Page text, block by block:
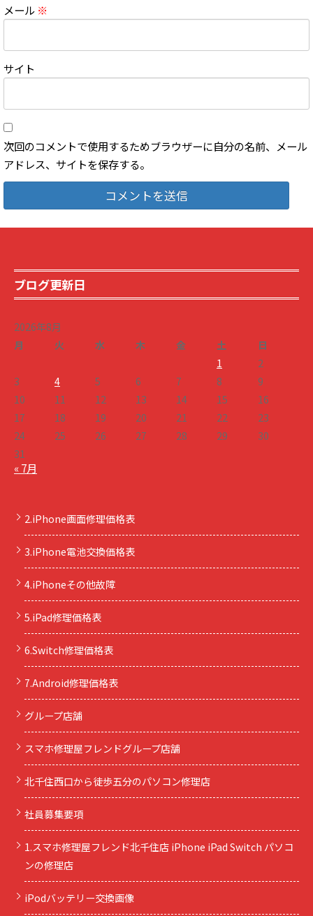
メール ※
サイト
次回のコメントで使用するためブラウザーに自分の名前、メール
アドレス、サイトを保存する。
ブログ更新日
2026年8月
月
火 水 木 金 土
日
1
2
3
4 5 6 7 8
9
10
11 12 13 14 15
16
17
18 19 20 21 22
23
24
25 26 27 28 29
30
31
« 7月
2.iPhone画面修理価格表
3.iPhone電池交換価格表
4.iPhoneその他故障
5.iPad修理価格表
6.Switch修理価格表
7.Android修理価格表
グループ店舗
スマホ修理屋フレンドグループ店舗
北千住西口から徒歩五分のパソコン修理店
社員募集要項
1.スマホ修理屋フレンド北千住店 iPhone iPad Switch パソコ
ンの修理店
iPodバッテリー交換画像